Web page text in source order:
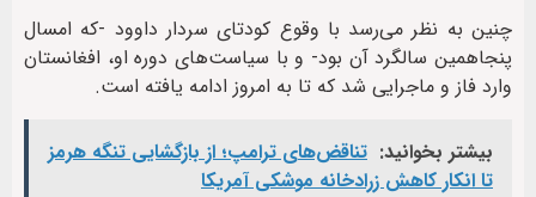
چنین به نظر می‌رسد با وقوع کودتای سردار داوود -که امسال
پنجاهمین سالگرد آن بود- و با سیاست‌های دوره او، افغانستان
وارد فاز و ماجرایی شد که تا به امروز ادامه یافته است.
بیشتر بخوانید: تناقض‌های ترامپ؛ از بازگشایی تنگه هرمز
تا انکار کاهش زرادخانه موشکی آمریکا